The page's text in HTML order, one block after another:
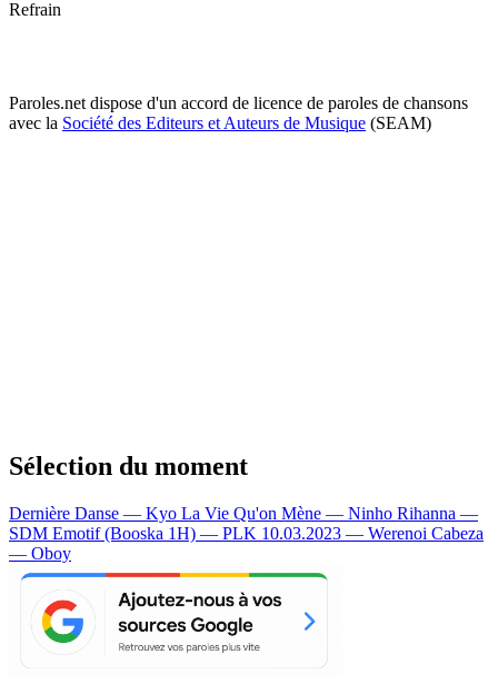
Refrain
Paroles.net dispose d'un accord de licence de paroles de chansons
avec la Société des Editeurs et Auteurs de Musique (SEAM)
Sélection du moment
Dernière Danse — Kyo La Vie Qu'on Mène — Ninho Rihanna —
SDM Emotif (Booska 1H) — PLK 10.03.2023 — Werenoi Cabeza
— Oboy